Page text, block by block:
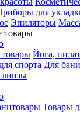
для
Эпиляторы
товары
Йога,
спорта Для
линзы
Товары